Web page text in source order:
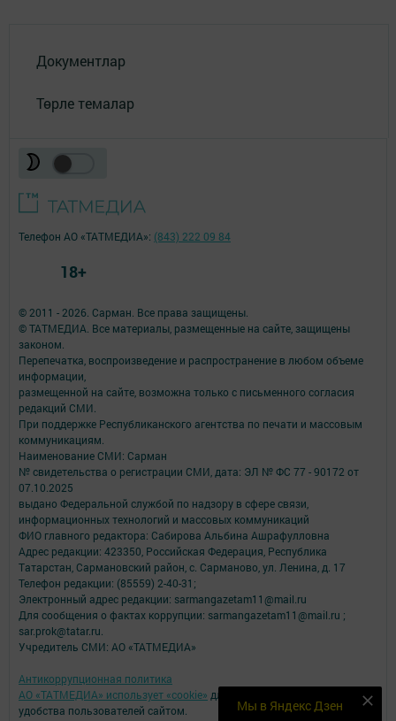
Документлар
Төрле темалар
Мы в Яндекс Дзен
© 2011 - 2026. Сарман. Все права защищены.
© ТАТМЕДИА. Все материалы, размещенные на сайте, защищены
законом.
Перепечатка, воспроизведение и распространение в любом объеме
информации,
размещенной на сайте, возможна только с письменного согласия
редакций СМИ.
При поддержке Республиканского агентства по печати и массовым
коммуникациям.
Наименование СМИ: Сарман
№ свидетельства о регистрации СМИ, дата: ЭЛ № ФС 77 - 90172 от
07.10.2025
выдано Федеральной службой по надзору в сфере связи,
информационных технологий и массовых коммуникаций
ФИО главного редактора: Сабирова Альбина Ашрафулловна
Адрес редакции: 423350, Российская Федерация, Республика
Татарстан, Сармановский район, с. Сарманово, ул. Ленина, д. 17
Телефон редакции: (85559) 2-40-31;
Электронный адрес редакции: sarmangazetam11@mail.ru
Для сообщения о фактах коррупции: sarmangazetam11@mail.ru ;
sar.prok@tatar.ru.
Учредитель СМИ: АО «ТАТМЕДИА»
Антикоррупционная политика
АО «ТАТМЕДИА» использует «cookie» для персонализации сервисов и
удобства пользователей сайтом.
Телефон АО «ТАТМЕДИА»: (843) 222 09 84
18+